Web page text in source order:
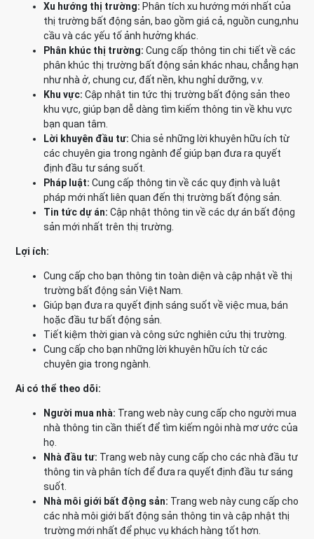
Xu hướng thị trường: Phân tích xu hướng mới nhất của
thị trường bất động sản, bao gồm giá cả, nguồn cung,nhu
cầu và các yếu tố ảnh hưởng khác.
Phân khúc thị trường: Cung cấp thông tin chi tiết về các
phân khúc thị trường bất động sản khác nhau, chẳng hạn
như nhà ở, chung cư, đất nền, khu nghỉ dưỡng, v.v.
Khu vực: Cập nhật tin tức thị trường bất động sản theo
khu vực, giúp bạn dễ dàng tìm kiếm thông tin về khu vực
bạn quan tâm.
Lời khuyên đầu tư: Chia sẻ những lời khuyên hữu ích từ
các chuyên gia trong ngành để giúp bạn đưa ra quyết
định đầu tư sáng suốt.
Pháp luật: Cung cấp thông tin về các quy định và luật
pháp mới nhất liên quan đến thị trường bất động sản.
Tin tức dự án: Cập nhật thông tin về các dự án bất động
sản mới nhất trên thị trường.
Lợi ích:
Cung cấp cho bạn thông tin toàn diện và cập nhật về thị
trường bất động sản Việt Nam.
Giúp bạn đưa ra quyết định sáng suốt về việc mua, bán
hoặc đầu tư bất động sản.
Tiết kiệm thời gian và công sức nghiên cứu thị trường.
Cung cấp cho bạn những lời khuyên hữu ích từ các
chuyên gia trong ngành.
Ai có thể theo dõi:
Người mua nhà: Trang web này cung cấp cho người mua
nhà thông tin cần thiết để tìm kiếm ngôi nhà mơ ước của
họ.
Nhà đầu tư: Trang web này cung cấp cho các nhà đầu tư
thông tin và phân tích để đưa ra quyết định đầu tư sáng
suốt.
Nhà môi giới bất động sản: Trang web này cung cấp cho
các nhà môi giới bất động sản thông tin và cập nhật thị
trường mới nhất để phục vụ khách hàng tốt hơn.